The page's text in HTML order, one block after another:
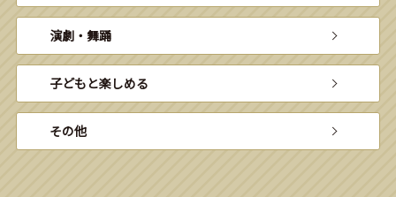
演劇・舞踊
子どもと楽しめる
その他